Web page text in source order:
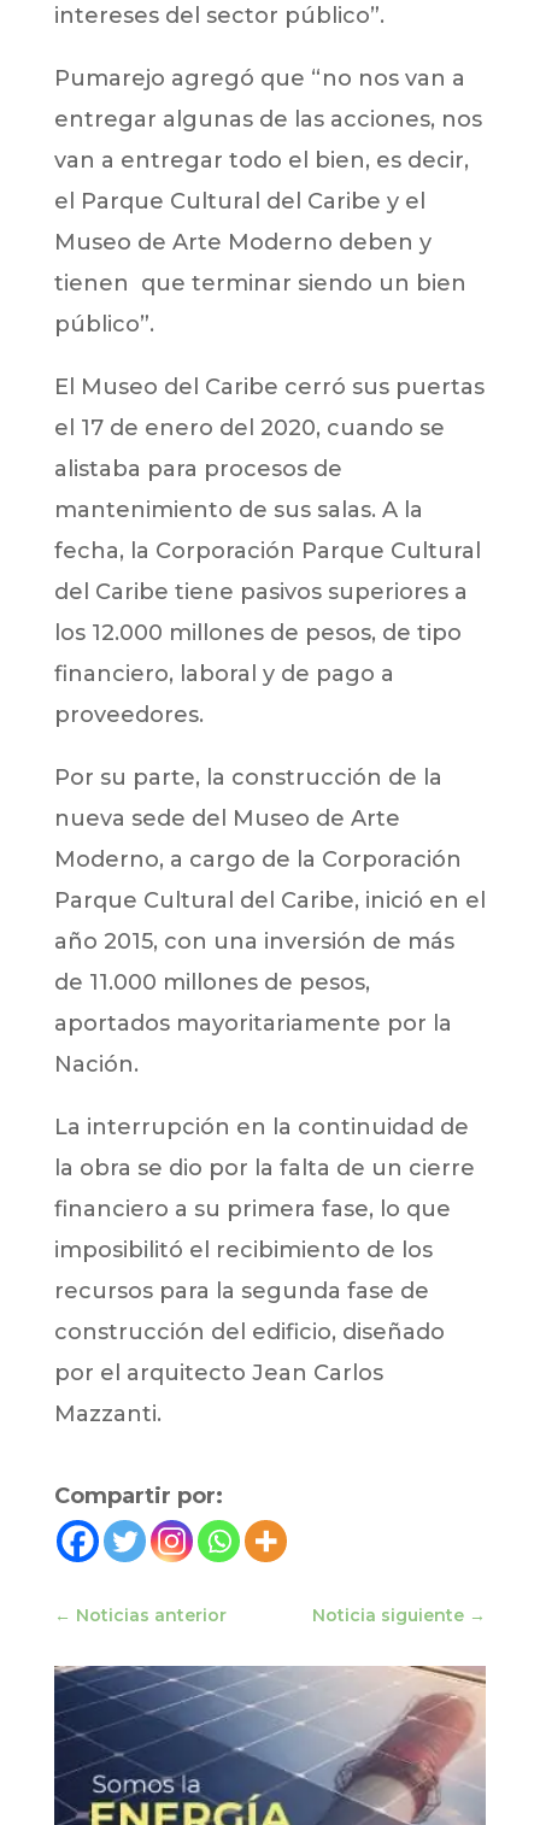
intereses del sector público”.
Pumarejo agregó que “no nos van a
entregar algunas de las acciones, nos
van a entregar todo el bien, es decir,
el Parque Cultural del Caribe y el
Museo de Arte Moderno deben y
tienen que terminar siendo un bien
público”.
El Museo del Caribe cerró sus puertas
el 17 de enero del 2020, cuando se
alistaba para procesos de
mantenimiento de sus salas. A la
fecha, la Corporación Parque Cultural
del Caribe tiene pasivos superiores a
los 12.000 millones de pesos, de tipo
financiero, laboral y de pago a
proveedores.
Por su parte, la construcción de la
nueva sede del Museo de Arte
Moderno, a cargo de la Corporación
Parque Cultural del Caribe, inició en el
año 2015, con una inversión de más
de 11.000 millones de pesos,
aportados mayoritariamente por la
Nación.
La interrupción en la continuidad de
la obra se dio por la falta de un cierre
financiero a su primera fase, lo que
imposibilitó el recibimiento de los
recursos para la segunda fase de
construcción del edificio, diseñado
por el arquitecto Jean Carlos
Mazzanti.
Compartir por:
← Noticias anterior Noticia siguiente →